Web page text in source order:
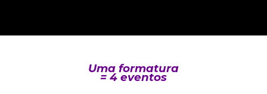
Uma formatura
= 4 eventos